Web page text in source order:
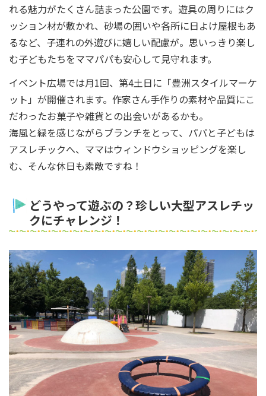
れる魅力がたくさん詰まった公園です。遊具の周りにはク
ッション材が敷かれ、砂場の囲いや各所に日よけ屋根もあ
るなど、子連れの外遊びに嬉しい配慮が。思いっきり楽し
む子どもたちをママパパも安心して見守れます。
イベント広場では月1回、第4土日に「豊洲スタイルマーケ
ット」が開催されます。作家さん手作りの素材や品質にこ
だわったお菓子や雑貨との出会いがあるかも。
海風と緑を感じながらブランチをとって、パパと子どもは
アスレチックへ、ママはウィンドウショッピングを楽し
む、そんな休日も素敵ですね！
どうやって遊ぶの？珍しい大型アスレチッ
クにチャレンジ！